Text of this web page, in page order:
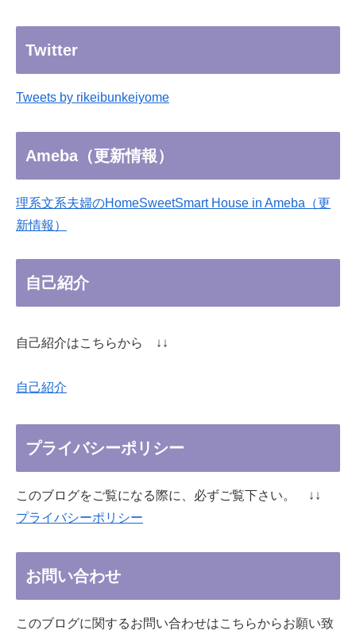
Twitter
Tweets by rikeibunkeiyome
Ameba（更新情報）
理系文系夫婦のHomeSweetSmart House in Ameba（更
新情報）
自己紹介
自己紹介はこちらから ↓↓
自己紹介
プライバシーポリシー
このブログをご覧になる際に、必ずご覧下さい。 ↓↓
プライバシーポリシー
お問い合わせ
このブログに関するお問い合わせはこちらからお願い致